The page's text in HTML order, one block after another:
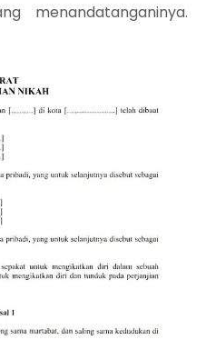
menandatanganinya.